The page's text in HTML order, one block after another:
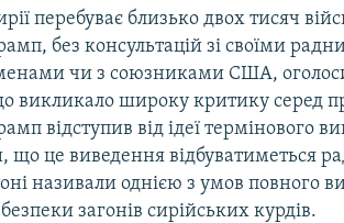
перебуває близько двох тисяч
без консультацій зі своїми
чи з союзниками США,
викликало широку критику серед
відступив від ідеї термінового
що це виведення відбуватиметься
називали однією з умов повного
загонів сирійських курдів.